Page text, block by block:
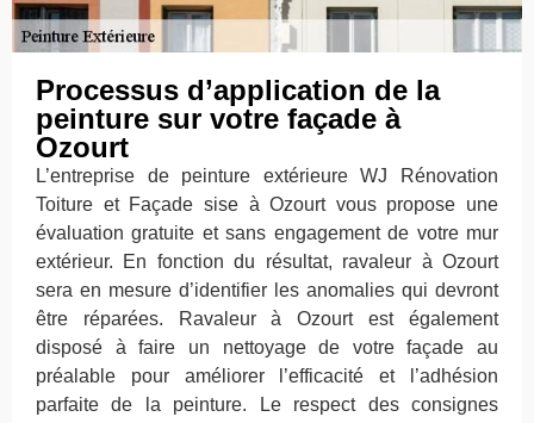
Processus d’application de la
peinture sur votre façade à
Ozourt
L’entreprise de peinture extérieure WJ Rénovation
Toiture et Façade sise à Ozourt vous propose une
évaluation gratuite et sans engagement de votre mur
extérieur. En fonction du résultat, ravaleur à Ozourt
sera en mesure d’identifier les anomalies qui devront
être réparées. Ravaleur à Ozourt est également
disposé à faire un nettoyage de votre façade au
préalable pour améliorer l’efficacité et l’adhésion
parfaite de la peinture. Le respect des consignes